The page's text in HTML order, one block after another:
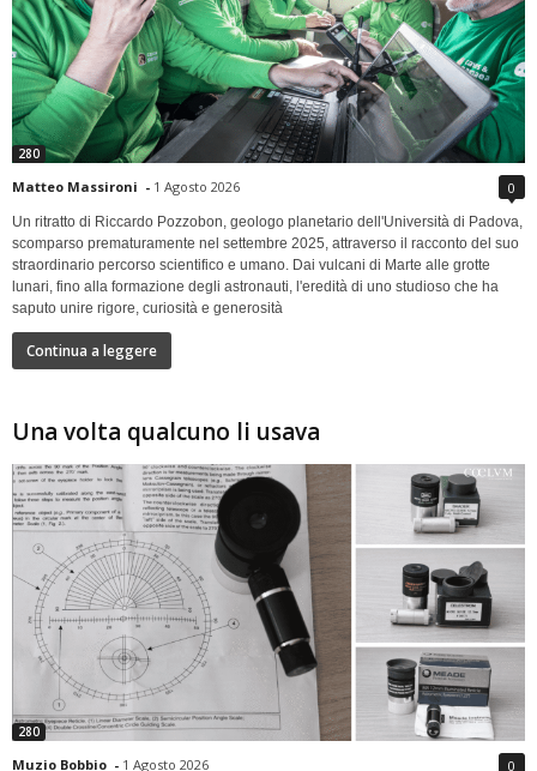
280
Matteo Massironi - 1 Agosto 2026 0
Un ritratto di Riccardo Pozzobon, geologo planetario dell'Università di Padova,
scomparso prematuramente nel settembre 2025, attraverso il racconto del suo
straordinario percorso scientifico e umano. Dai vulcani di Marte alle grotte
lunari, fino alla formazione degli astronauti, l'eredità di uno studioso che ha
saputo unire rigore, curiosità e generosità
Continua a leggere
Una volta qualcuno li usava
280
Muzio Bobbio - 1 Agosto 2026 0